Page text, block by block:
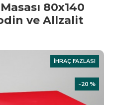
80x140
ve Allzalit
İHRAÇ FAZLASI
-20 %